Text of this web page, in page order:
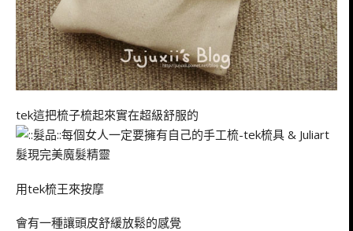
tek這把梳子梳起來實在超級舒服的
用tek梳王來按摩
會有一種讓頭皮舒緩放鬆的感覺